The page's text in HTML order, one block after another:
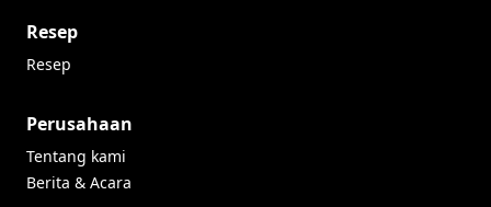
Resep
Resep
Perusahaan
Tentang kami
Berita & Acara